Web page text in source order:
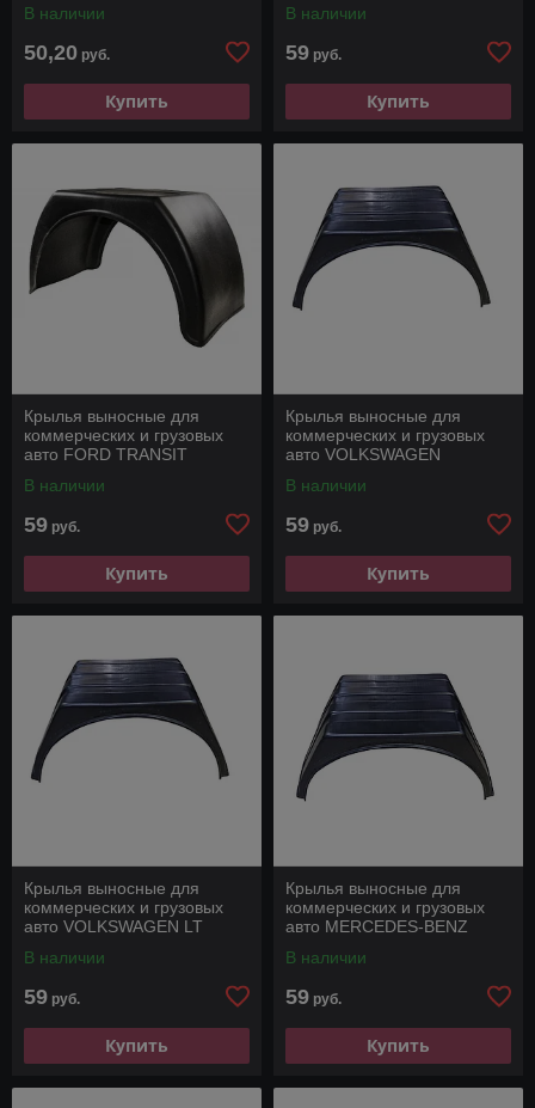
В наличии
50,20 руб.
Купить
В наличии
59 руб.
Купить
Крылья выносные для
коммерческих и грузовых
авто FORD TRANSIT
В наличии
59 руб.
Купить
Крылья выносные для
коммерческих и грузовых
авто VOLKSWAGEN
В наличии
59 руб.
Купить
Крылья выносные для
коммерческих и грузовых
авто VOLKSWAGEN LT
В наличии
59 руб.
Купить
Крылья выносные для
коммерческих и грузовых
авто MERCEDES-BENZ
В наличии
59 руб.
Купить